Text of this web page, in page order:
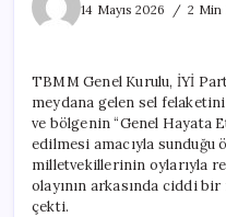
14 Mayıs 2026
2 Min
TBMM Genel Kurulu, İYİ
meydana gelen sel
ve bölgenin “Genel Hayata
edilmesi amacıyla sunduğu
milletvekillerinin oylarıyla
olayının arkasında ciddi
çekti.